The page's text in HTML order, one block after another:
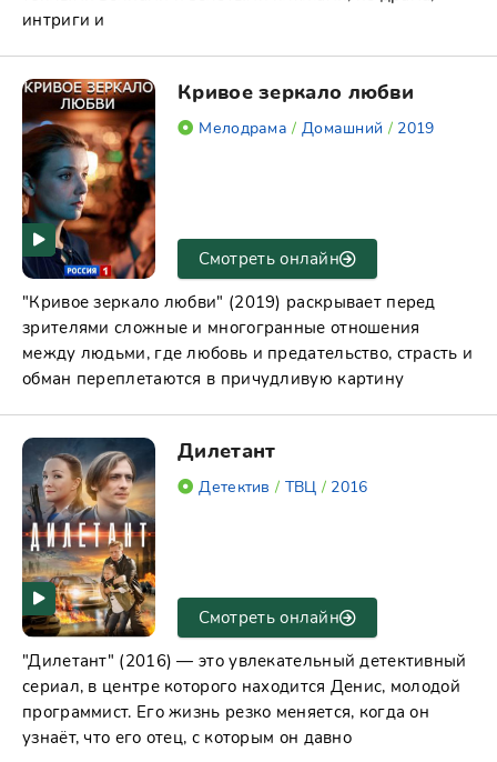
интриги и
Кривое зеркало любви
Мелодрама / Домашний / 2019
"Кривое зеркало любви" (2019) раскрывает перед
зрителями сложные и многогранные отношения
между людьми, где любовь и предательство, страсть и
обман переплетаются в причудливую картину
Смотреть онлайн
Дилетант
Детектив / ТВЦ / 2016
"Дилетант" (2016) — это увлекательный детективный
сериал, в центре которого находится Денис, молодой
программист. Его жизнь резко меняется, когда он
узнаёт, что его отец, с которым он давно
Смотреть онлайн